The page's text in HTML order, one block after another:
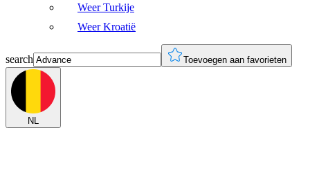
Weer Turkije
Weer Kroatië
search Toevoegen aan favorieten
NL